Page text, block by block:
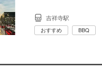
吉祥寺駅
おすすめ BBQ